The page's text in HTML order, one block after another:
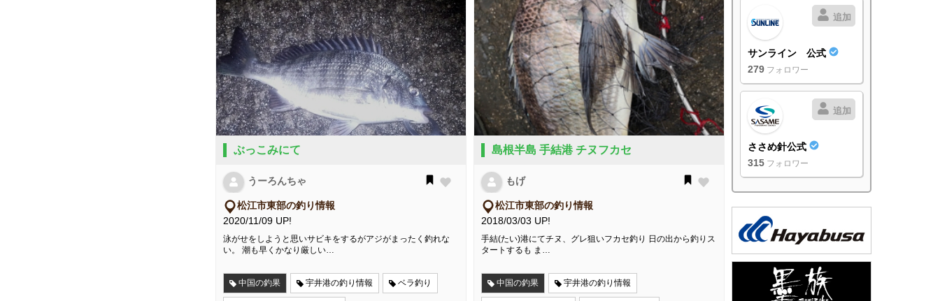
ぶっこみにて
うーろんちゃ
松江市東部の釣り情報
2020/11/09 UP!
泳がせをしようと思いサビキをするがアジがまったく釣れな
い。 潮も早くかなり厳しい…
中国の釣果 宇井港の釣り情報 ベラ釣り
島根半島 手結港 チヌフカセ
もげ
松江市東部の釣り情報
2018/03/03 UP!
手結(たい)港にてチヌ、グレ狙いフカセ釣り 日の出から釣りス
タートするも ま…
中国の釣果 宇井港の釣り情報
追加
サンライン 公式
279 フォロワー
追加
ささめ針公式
315 フォロワー